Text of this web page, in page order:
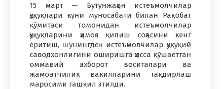
15 март — Бутунжаҳон истеъмолчилар
ҳуқуқлари куни муносабати билан Рақобат
қўмитаси томонидан истеъмолчилар
ҳуқуқларини ҳимоя қилиш соҳасини кенг
ёритиш, шунингдек истеъмолчилар ҳуқуқий
саводхонлигини оширишга ҳисса қўшаётган
оммавий ахборот воситалари ва
жамоатчилик вакилларини тақдирлаш
маросими ташкил этилди.